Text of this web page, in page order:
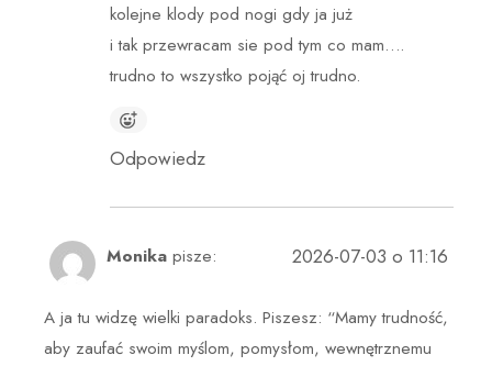
kolejne klody pod nogi gdy ja już
i tak przewracam sie pod tym co mam….
trudno to wszystko pojąć oj trudno.
Odpowiedz
Monika pisze: 2026-07-03 o 11:16
A ja tu widzę wielki paradoks. Piszesz: “Mamy trudność,
aby zaufać swoim myślom, pomysłom, wewnętrznemu